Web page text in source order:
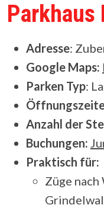
Parkhaus
Adresse:
Google Maps:
Parken Typ:
Anzahl der
Buchungen:
Praktisch für:
Züge